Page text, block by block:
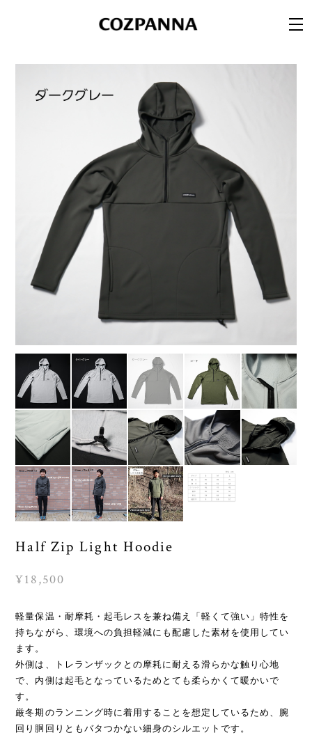
Half Zip Light Hoodie
¥18,500
軽量保温・耐摩耗・起毛レスを兼ね備え「軽くて強い」特性を
持ちながら、環境への負担軽減にも配慮した素材を使用してい
ます。
外側は、トレランザックとの摩耗に耐える滑らかな触り心地
で、内側は起毛となっているためとても柔らかくて暖かいで
す。
厳冬期のランニング時に着用することを想定しているため、腕
回り胴回りともバタつかない細身のシルエットです。